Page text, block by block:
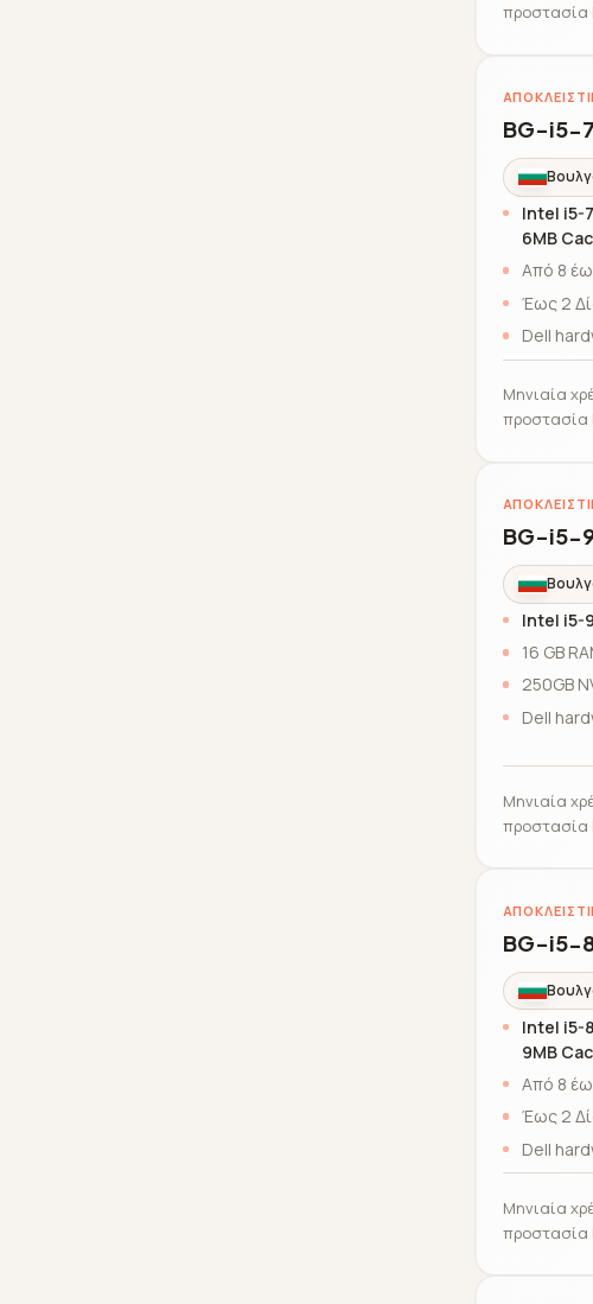
προστασία
BG-i5-
Intel i5-
6MB
Από 8
Έως 2
Dell
Μηνιαία
προστασία
BG-i5-
Intel i5-
16 GB
250GB
Dell
Μηνιαία
προστασία
BG-i5-
Intel i5-
9MB
Από 8
Έως 2
Dell
Μηνιαία
προστασία